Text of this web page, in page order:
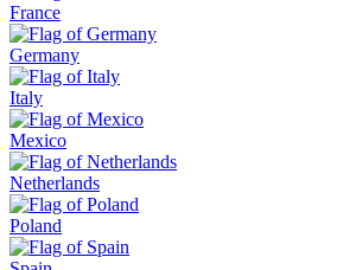
France
Germany
Italy
Mexico
Netherlands
Poland